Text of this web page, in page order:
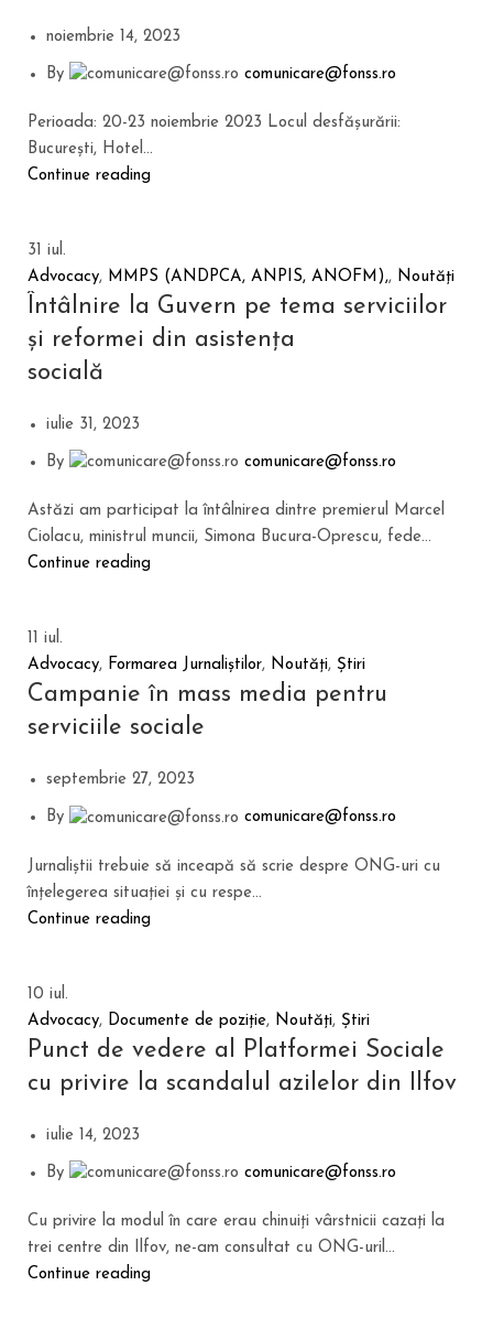
noiembrie 14, 2023
By comunicare@fonss.ro
Perioada: 20-23 noiembrie 2023 Locul desfășurării:
București, Hotel...
Continue reading
31 iul.
Advocacy, MMPS (ANDPCA, ANPIS, ANOFM),, Noutăți
Întâlnire la Guvern pe tema serviciilor
și reformei din asistența
socială
iulie 31, 2023
By comunicare@fonss.ro
Astăzi am participat la întâlnirea dintre premierul Marcel
Ciolacu, ministrul muncii, Simona Bucura-Oprescu, fede...
Continue reading
11 iul.
Advocacy, Formarea Jurnaliștilor, Noutăți, Știri
Campanie în mass media pentru
serviciile sociale
septembrie 27, 2023
By comunicare@fonss.ro
Jurnaliștii trebuie să inceapă să scrie despre ONG-uri cu
înțelegerea situației și cu respe...
Continue reading
10 iul.
Advocacy, Documente de poziție, Noutăți, Știri
Punct de vedere al Platformei Sociale
cu privire la scandalul azilelor din Ilfov
iulie 14, 2023
By comunicare@fonss.ro
Cu privire la modul în care erau chinuiți vârstnicii cazați la
trei centre din Ilfov, ne-am consultat cu ONG-uril...
Continue reading